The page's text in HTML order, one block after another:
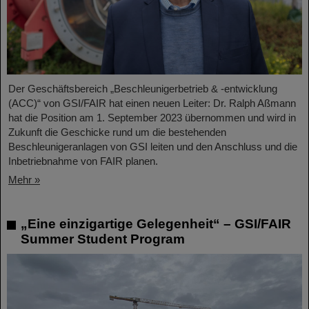
Der Geschäftsbereich „Beschleunigerbetrieb & -entwicklung
(ACC)“ von GSI/FAIR hat einen neuen Leiter: Dr. Ralph Aßmann
hat die Position am 1. September 2023 übernommen und wird in
Zukunft die Geschicke rund um die bestehenden
Beschleunigeranlagen von GSI leiten und den Anschluss und die
Inbetriebnahme von FAIR planen.
Mehr »
„Eine einzigartige Gelegenheit“ – GSI/FAIR
Summer Student Program